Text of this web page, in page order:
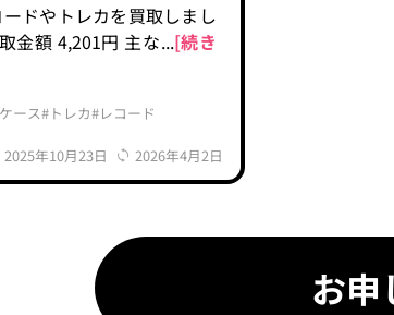
ードやトレカを買取しまし
金額 4,201円 主な...[続き
ース#トレカ#レコード
2025年10月23日 2026年4月2日
お申